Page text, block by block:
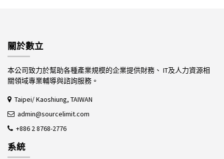
關於數立
本公司致力於幫助各種產業規模的企業提供財務、 IT及人力資源相
關領域專業輔導與諮詢服務。
Taipei/ Kaoshiung, TAIWAN
admin@sourcelimit.com
+886 2 8768-2776
系統